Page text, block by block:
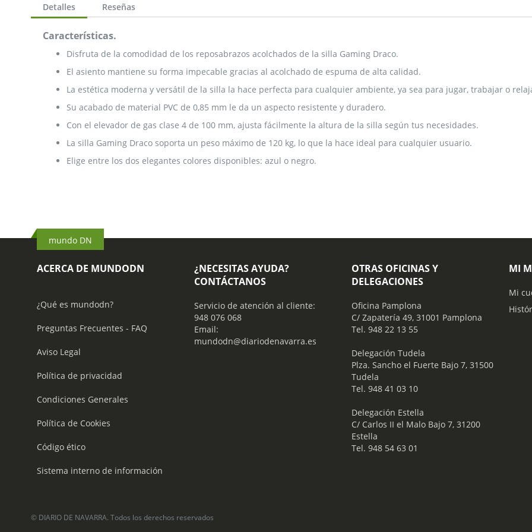
la
imágenes
Detalles
Características.
Disfruta de la comodidad de los reposabrazos acolchados de la silla Gaming Draco.
El asiento mantiene su forma impecable gracias al acolchado de espuma de alta calidad.
La estética moderna y versátil de la silla la hace perfecta para cualquier ambiente, ya sea para jugar, trabajar o
Su acabado de material PVC de 0,85 mm le da un aspecto resistente y duradero.
Con el elevador de gas clase 4 de 100 mm, ajusta fácilmente la altura de la silla según tus necesidades.
La silla Gaming Draco soporta un peso máximo de 120 kg, lo que la hace ideal para cualquier usuario.
Elige entre los dos elegantes colores disponibles: azul o negro.
Reseñas
mundo DN
ACERCA DE MUNDODN
¿Qué es mundodn?
Preguntas Frecuentes - FAQ
Aviso Legal
Política de privacidad
Condiciones Generales
Política de Cookies
Código ético
Sistema interno de información
¿NECESITAS AYUDA?
CONTÁCTANOS
Servicio de atención al cliente:
948 076 068
Email:
mundodn@diariodenavarra.es
OTRAS OFICINAS Y
DELEGACIONES
Oficina Pamplona
C/ Zapatería 49, 31001 Pamplona
Tel. 948 22 13 55
​ Delegación Tudela
Plza. Sancho el Fuerte Bajo 7, 31500
Tudela
Tel. 948 41 03 10
​ Delegación Estella
C/ Carlos II el Malo Bajo 7, 31200
Estella
Tel. 948 54 63 01
MI
Mi
© DIARIO DE NAVARRA. Todos los derechos reservados